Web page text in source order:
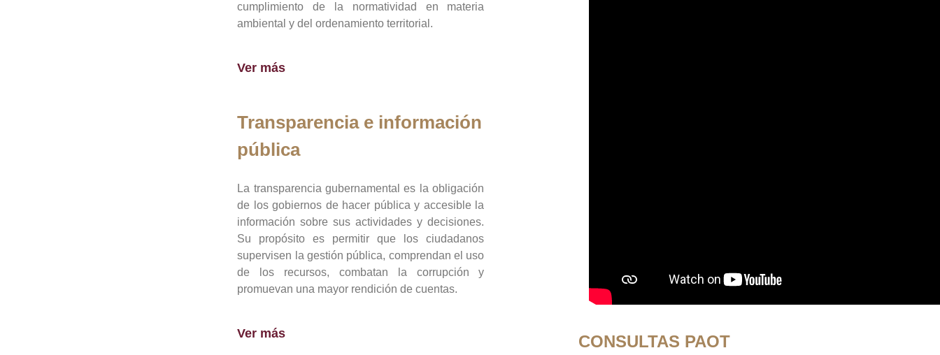
cumplimiento de la normatividad en materia
ambiental y del ordenamiento territorial.
Ver más
Transparencia e información
pública
La transparencia gubernamental es la obligación
de los gobiernos de hacer pública y accesible la
información sobre sus actividades y decisiones.
Su propósito es permitir que los ciudadanos
supervisen la gestión pública, comprendan el uso
de los recursos, combatan la corrupción y
promuevan una mayor rendición de cuentas.
Ver más CONSULTAS PAOT